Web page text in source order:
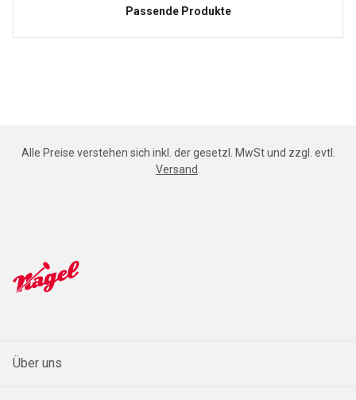
Passende Produkte
Alle Preise verstehen sich inkl. der gesetzl. MwSt und zzgl. evtl.
Versand
Über uns